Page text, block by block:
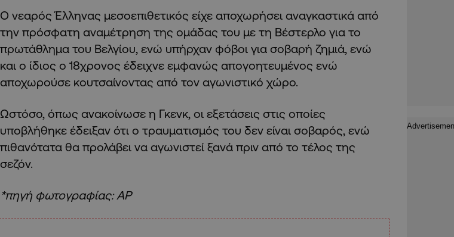
Ο νεαρός Έλληνας μεσοεπιθετικός είχε αποχωρήσει αναγκαστικά από
την πρόσφατη αναμέτρηση της ομάδας του με τη Βέστερλο για το
πρωτάθλημα του Βελγίου, ενώ υπήρχαν φόβοι για σοβαρή ζημιά, ενώ
και ο ίδιος ο 18χρονος έδειχνε εμφανώς απογοητευμένος ενώ
αποχωρούσε κουτσαίνοντας από τον αγωνιστικό χώρο.
Ωστόσο, όπως ανακοίνωσε η Γκενκ, οι εξετάσεις στις οποίες
υποβλήθηκε έδειξαν ότι ο τραυματισμός του δεν είναι σοβαρός, ενώ
πιθανότατα θα προλάβει να αγωνιστεί ξανά πριν από το τέλος της
σεζόν.
*πηγή φωτογραφίας: AP